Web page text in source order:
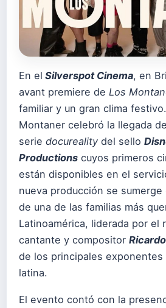
En el Silverspot Cinema, en
avant premiere de Los
familiar y un gran clima
Montaner celebró la llegada
serie docureality del sello
Productions cuyos primeros
están disponibles en el
nueva producción se sumerge
de una de las familias más
Latinoamérica, liderada por el
cantante y compositor
de los principales exponentes
latina.
El evento contó con la